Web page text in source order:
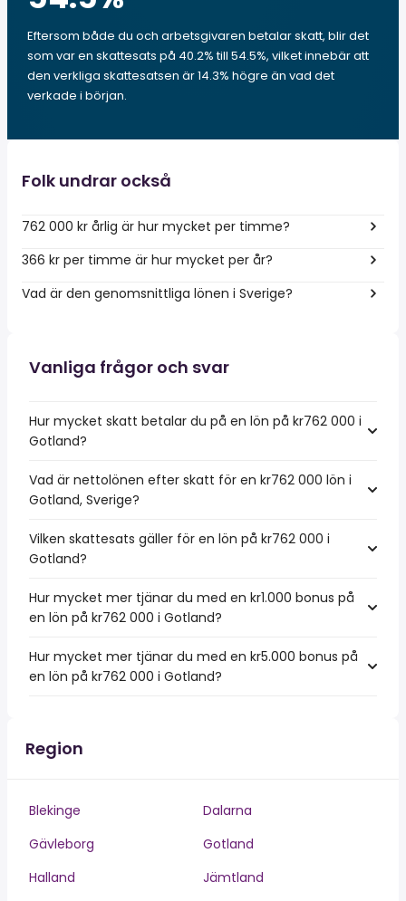
Eftersom både du och arbetsgivaren betalar skatt, blir det
som var en skattesats på 40.2% till 54.5%, vilket innebär att
den verkliga skattesatsen är 14.3% högre än vad det
verkade i början.
Folk undrar också
762 000 kr årlig är hur mycket per timme?
366 kr per timme är hur mycket per år?
Vad är den genomsnittliga lönen i Sverige?
Vanliga frågor och svar
Hur mycket skatt betalar du på en lön på kr762 000 i
Gotland?
Vad är nettolönen efter skatt för en kr762 000 lön i
Gotland, Sverige?
Vilken skattesats gäller för en lön på kr762 000 i
Gotland?
Hur mycket mer tjänar du med en kr1.000 bonus på
en lön på kr762 000 i Gotland?
Hur mycket mer tjänar du med en kr5.000 bonus på
en lön på kr762 000 i Gotland?
Region
Blekinge
Dalarna
Gävleborg
Gotland
Halland
Jämtland